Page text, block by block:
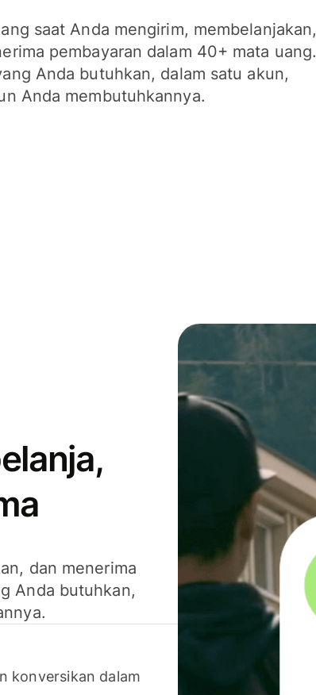
saat Anda mengirim, membelanjakan,
pembayaran dalam 40+ mata uang.
Anda butuhkan, dalam satu akun,
Anda membutuhkannya.
dan menerima
Anda butuhkan,
konversikan dalam